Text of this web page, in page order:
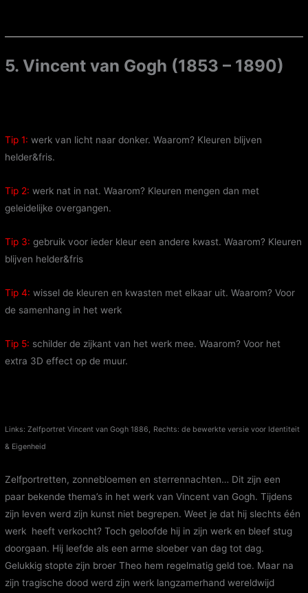
5. Vincent van Gogh (1853 – 1890)
Tip 1: werk van licht naar donker. Waarom? Kleuren blijven
helder&fris.
Tip 2: werk nat in nat. Waarom? Kleuren mengen dan met
geleidelijke overgangen.
Tip 3: gebruik voor ieder kleur een andere kwast. Waarom? Kleuren
blijven helder&fris
Tip 4: wissel de kleuren en kwasten met elkaar uit. Waarom? Voor
de samenhang in het werk
Tip 5: schilder de zijkant van het werk mee. Waarom? Voor het
extra 3D effect op de muur.
Links: Zelfportret Vincent van Gogh 1886, Rechts: de bewerkte versie voor Identiteit
& Eigenheid
Zelfportretten, zonnebloemen en sterrennachten… Dit zijn een
paar bekende thema’s in het werk van Vincent van Gogh. Tijdens
zijn leven werd zijn kunst niet begrepen. Weet je dat hij slechts één
werk heeft verkocht? Toch geloofde hij in zijn werk en bleef stug
doorgaan. Hij leefde als een arme sloeber van dag tot dag.
Gelukkig stopte zijn broer Theo hem regelmatig geld toe. Maar na
zijn tragische dood werd zijn werk langzamerhand wereldwijd